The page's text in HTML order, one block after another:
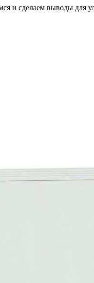
и сделаем выводы для